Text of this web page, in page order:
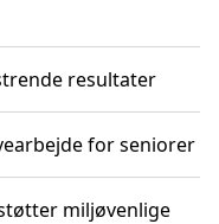
resultater
for seniorer
miljøvenlige